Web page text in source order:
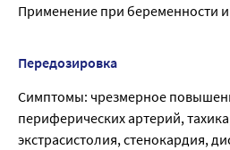
Применение при беременности
Передозировка
Симптомы: чрезмерное
периферических артерий,
экстрасистолия, стенокардия,